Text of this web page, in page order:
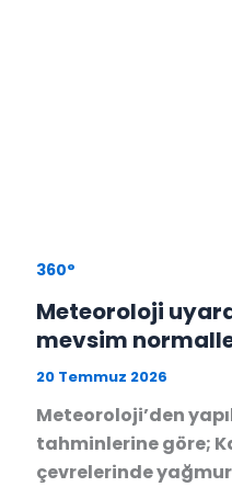
360°
Meteoroloji
mevsim
20 Temmuz 2026
Meteoroloji’den
tahminlerine göre;
çevrelerinde